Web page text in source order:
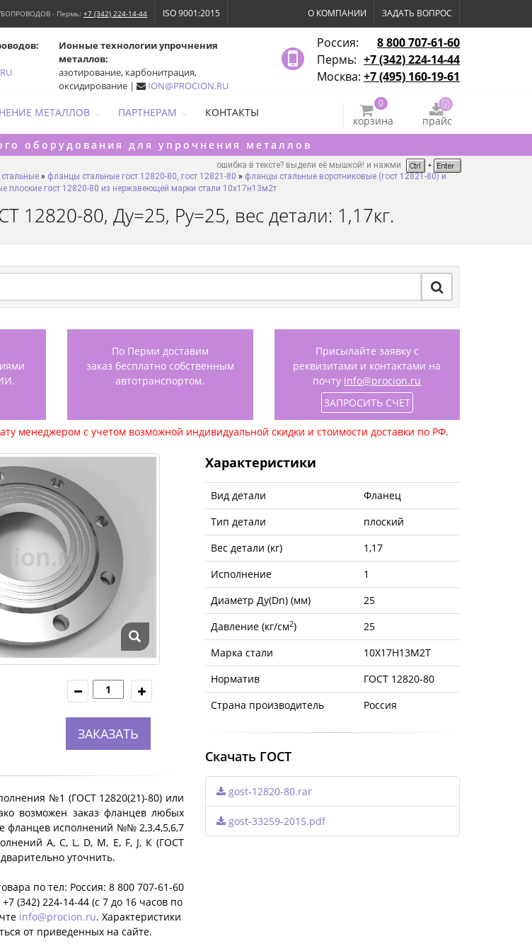
О КОМПАНИИ ЗАДАТЬ ВОПРОС
- Пермь: +7 (342) 224-14-44 ISO 9001:2015
Россия:
8 800 707-61-60
Пермь: +7 (342) 224-14-44
Москва: +7 (495) 160-19-61
Ионные технологии упрочнения
металлов:
азотирование, карбонитрация,
оксидирование |
ION@PROCION.RU
МЕТАЛЛОВ ПАРТНЕРАМ КОНТАКТЫ
0
корзина
прайс
оборудования для упрочнения металлов
ошибка в тексте? выдели её мышкой! и нажми
» фланцы стальные гост 12820-80, гост 12821-80 » фланцы стальные воротниковые (гост 12821-80) и
плоские гост 12820-80 из нержавеющей марки стали 10х17н13м2т
80, Ду=25, Ру=25, вес детали: 1,17кг.
По Перми доставим
заказ бесплатно собственным
автотранспортом.
Присылайте заявку с
реквизитами и контактами на
почту info@procion.ru
ЗАПРОСИТЬ СЧЕТ
менеджером с учетом возможной индивидуальной скидки и стоимости доставки по РФ.
ЗАКАЗАТЬ
№1 (ГОСТ 12820(21)-80) или
возможен заказ фланцев любых
фланцев исполнений №№ 2,3,4,5,6,7
A, C, L, D, M, E, F, J, К (ГОСТ
уточнить.
по тел: Россия: 8 800 707-61-60
(342) 224-14-44 (c 7 до 16 часов по
info@procion.ru. Характеристики
от приведенных на сайте.
Характеристики
Вид детали
Фланец
Тип детали
плоский
Вес детали (кг)
1,17
Исполнение
1
Диаметр Ду(Dn) (мм)
25
Давление (кг/см2)
25
Марка стали
10Х17Н13М2Т
Норматив
ГОСТ 12820-80
Страна производитель
Россия
Скачать ГОСТ
gost-12820-80.rar
gost-33259-2015.pdf